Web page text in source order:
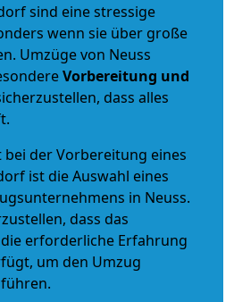
sind eine stressige
wenn sie über große
Umzüge von Neuss
Vorbereitung und
dass alles
der Vorbereitung eines
ist die Auswahl eines
in Neuss.
dass das
erforderliche Erfahrung
um den Umzug